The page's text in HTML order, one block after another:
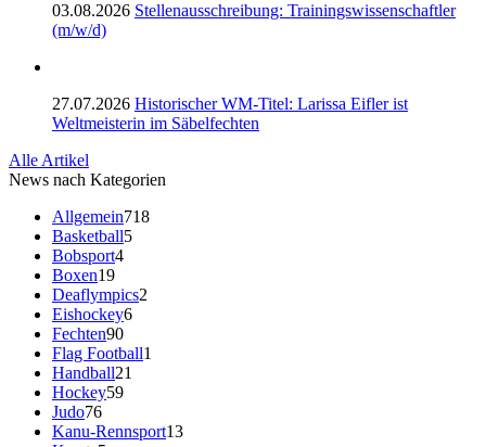
03.08.2026 Stellenausschreibung: Trainingswissenschaftler
(m/w/d)
27.07.2026 Historischer WM-Titel: Larissa Eifler ist
Weltmeisterin im Säbelfechten
Alle Artikel
News nach Kategorien
Allgemein718
Basketball5
Bobsport4
Boxen19
Deaflympics2
Eishockey6
Fechten90
Flag Football1
Handball21
Hockey59
Judo76
Kanu-Rennsport13